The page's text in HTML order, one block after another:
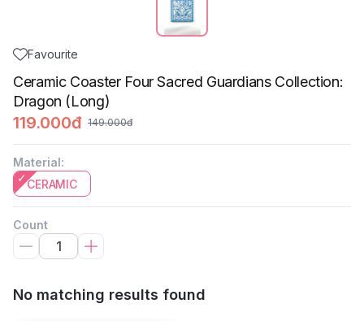
Favourite
Ceramic Coaster Four Sacred Guardians Collection:
Dragon (Long)
119.000đ 149.000đ
Material:
CERAMIC
Count
No matching results found